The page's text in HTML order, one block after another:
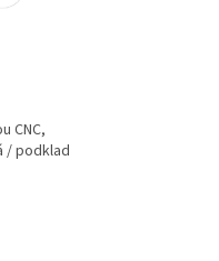
CNC,
/ podklad